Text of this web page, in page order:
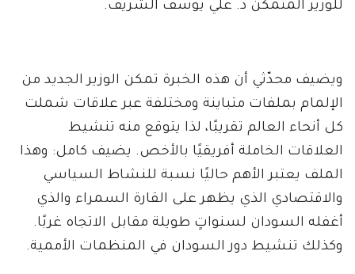
للوزير المتمكن د. علي يوسف الشريف.
ويضيف محدّثي أن هذه الخبرة تمكن الوزير الجديد من
الإلمام بملفات متباينة ومختلفة عبر علاقات شملت
كل أنحاء العالم تقريبًا، لذا يتوقع منه تنشيط
العلاقات الخاملة أفريقيًا بالأخص. يضيف كامل: وهذا
الملف يعتبر الأهم حاليًا نسبة للنشاط السياسي
والاقتصادي الذي يظهر على القارة السمراء والذي
أغفله السودان لسنواتٍ طويلة مقابل الاتجاه غربًا.
وكذلك تنشيط دور السودان في المنظمات الأممية.